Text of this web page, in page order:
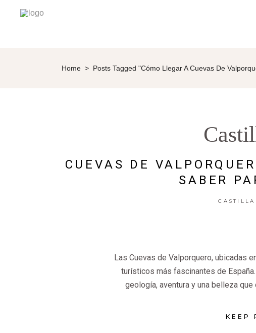
Home > Posts Tagged "cómo Llegar A Cuevas De
CUEVAS DE
SABER
CASTILLA
Las Cuevas de Valporquero, ubicadas
turísticos más fascinantes de
geología, aventura y una belleza
KEEP